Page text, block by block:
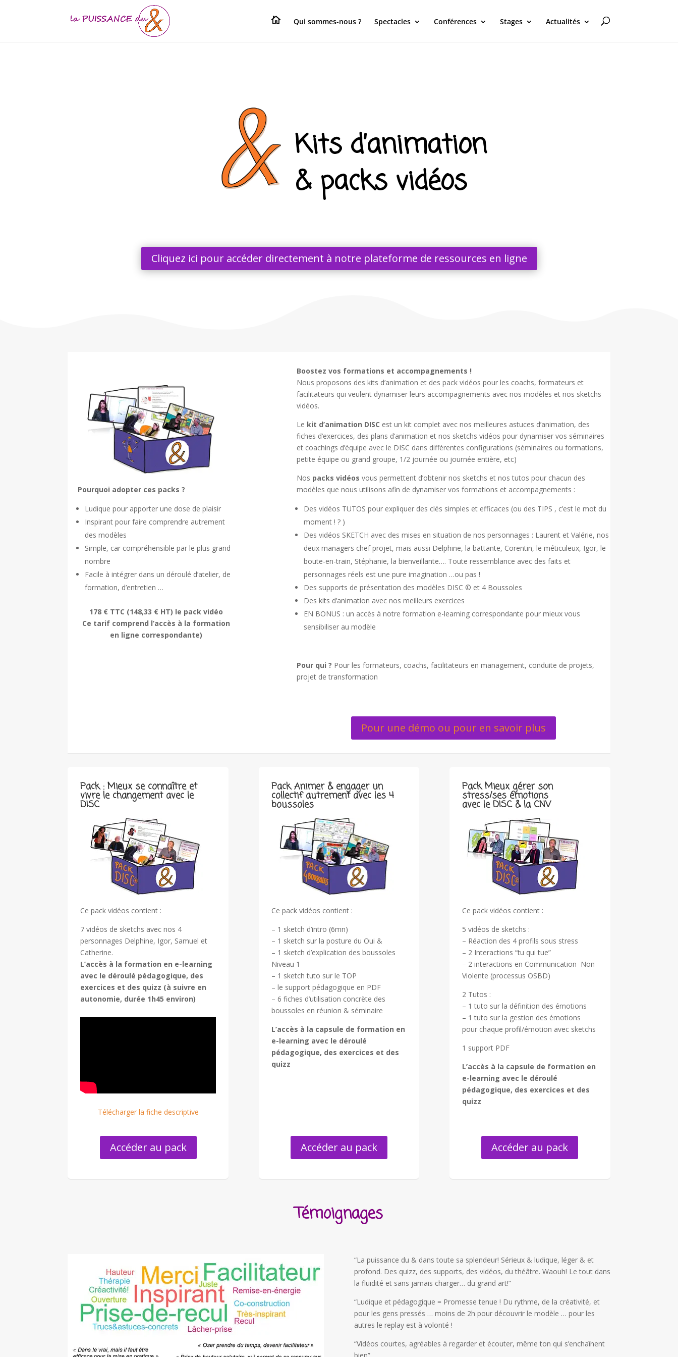
 Qui sommes-nous ? Spectacles Conférences Stages Actualités
Kits d’animation
& packs vidéos
Cliquez ici pour accéder directement à notre plateforme de ressources en ligne
Pourquoi adopter ces packs ?
Ludique pour apporter une dose de plaisir
Inspirant pour faire comprendre autrement
des modèles
Simple, car compréhensible par le plus grand
nombre
Facile à intégrer dans un déroulé d’atelier, de
formation, d’entretien …
178 € TTC (148,33 € HT) le pack vidéo
Ce tarif comprend l’accès à la formation
en ligne correspondante)
Boostez vos formations et accompagnements !
Nous proposons des kits d’animation et des pack vidéos pour les coachs, formateurs et
facilitateurs qui veulent dynamiser leurs accompagnements avec nos modèles et nos sketchs
vidéos.
Le kit d’animation DISC est un kit complet avec nos meilleures astuces d’animation, des
fiches d’exercices, des plans d’animation et nos sketchs vidéos pour dynamiser vos séminaires
et coachings d’équipe avec le DISC dans différentes configurations (séminaires ou formations,
petite équipe ou grand groupe, 1/2 journée ou journée entière, etc)
Nos packs vidéos vous permettent d’obtenir nos sketchs et nos tutos pour chacun des
modèles que nous utilisons afin de dynamiser vos formations et accompagnements :
Des vidéos TUTOS pour expliquer des clés simples et efficaces (ou des TIPS , c’est le mot du
moment ! ? )
Des vidéos SKETCH avec des mises en situation de nos personnages : Laurent et Valérie, nos
deux managers chef projet, mais aussi Delphine, la battante, Corentin, le méticuleux, Igor, le
boute-en-train, Stéphanie, la bienveillante…. Toute ressemblance avec des faits et
personnages réels est une pure imagination …ou pas !
Des supports de présentation des modèles DISC © et 4 Boussoles
Des kits d’animation avec nos meilleurs exercices
EN BONUS : un accès à notre formation e-learning correspondante pour mieux vous
sensibiliser au modèle
Pour qui ? Pour les formateurs, coachs, facilitateurs en management, conduite de projets,
projet de transformation
Pour une démo ou pour en savoir plus
Pack : Mieux se connaître et
vivre le changement avec le
DISC
Ce pack vidéos contient :
7 vidéos de sketchs avec nos 4
personnages Delphine, Igor, Samuel et
Catherine.
L’accès à la formation en e-learning
avec le déroulé pédagogique, des
exercices et des quizz (à suivre en
autonomie, durée 1h45 environ)
Télécharger la fiche descriptive
Pack Animer & engager un
collectif autrement avec les 4
boussoles
Ce pack vidéos contient :
– 1 sketch d’intro (6mn)
– 1 sketch sur la posture du Oui &
– 1 sketch d’explication des boussoles
Niveau 1
– 1 sketch tuto sur le TOP
– le support pédagogique en PDF
– 6 fiches d’utilisation concrète des
boussoles en réunion & séminaire
L’accès à la capsule de formation en
e-learning avec le déroulé
pédagogique, des exercices et des
quizz
Pack Mieux gérer son
stress/ses émotions
avec le DISC & la CNV
Ce pack vidéos contient :
5 vidéos de sketchs :
– Réaction des 4 profils sous stress
– 2 Interactions “tu qui tue”
– 2 interactions en Communication Non
Violente (processus OSBD)
2 Tutos :
– 1 tuto sur la définition des émotions
– 1 tuto sur la gestion des émotions
pour chaque profil/émotion avec sketchs
1 support PDF
L’accès à la capsule de formation en
e-learning avec le déroulé
pédagogique, des exercices et des
quizz
Accéder au pack Accéder au pack Accéder au pack
Témoignages
“La puissance du & dans toute sa splendeur! Sérieux & ludique, léger & et
profond. Des quizz, des supports, des vidéos, du théâtre. Waouh! Le tout dans
la fluidité et sans jamais charger… du grand art!”
“Ludique et pédagogique = Promesse tenue ! Du rythme, de la créativité, et
pour les gens pressés … moins de 2h pour découvrir le modèle … pour les
autres le replay est à volonté !
“Vidéos courtes, agréables à regarder et écouter, même ton qui s’enchaînent